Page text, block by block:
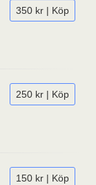
350 kr | Köp
250 kr | Köp
150 kr | Köp